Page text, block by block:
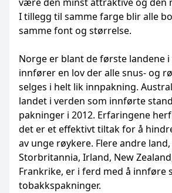
I tillegg til samme farge blir alle
samme font og størrelse.
Norge er blant de første landene
innfører en lov der alle snus- og
selges i helt lik innpakning.
landet i verden som innførte
pakninger i 2012. Erfaringene
det er et effektivt tiltak for å
av unge røykere. Flere andre
Storbritannia, Irland, New
Frankrike, er i ferd med å innføre
tobakkspakninger.